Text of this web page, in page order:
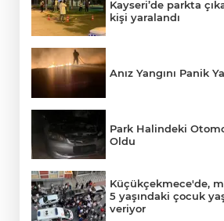
Kayseri’de parkta
kişi yaralandı
Anız Yangını Panik
Park Halindeki
Oldu
Küçükçekmece'de,
5 yaşındaki çocuk
veriyor